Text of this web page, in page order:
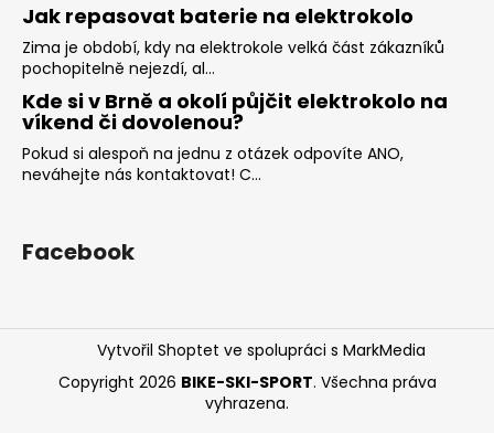
Jak repasovat baterie na elektrokolo
Zima je období, kdy na elektrokole velká část zákazníků
pochopitelně nejezdí, al...
Kde si v Brně a okolí půjčit elektrokolo na
víkend či dovolenou?
Pokud si alespoň na jednu z otázek odpovíte ANO,
neváhejte nás kontaktovat! C...
Facebook
Vytvořil Shoptet ve spolupráci s MarkMedia
Copyright 2026 BIKE-SKI-SPORT. Všechna práva
vyhrazena.